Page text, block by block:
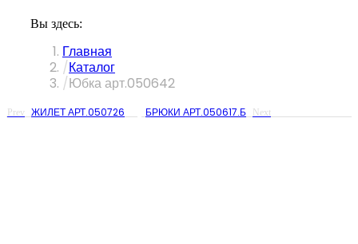
Вы здесь:
Главная
Каталог
Юбка арт.050642
Prev ЖИЛЕТ АРТ.050726 БРЮКИ АРТ.050617.Б Next